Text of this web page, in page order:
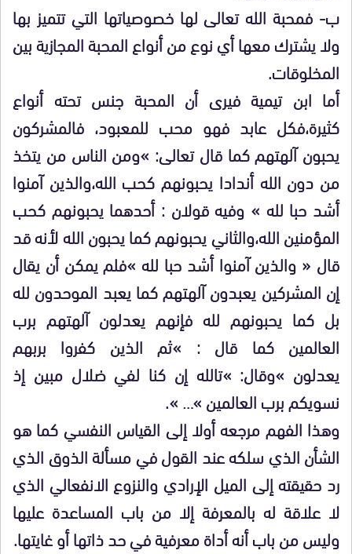
ب- فمحبة الله تعالى لها خصوصياتها التي تتميز بها
ولا يشترك معها أي نوع من أنواع المحبة المجازية بين
المخلوقات.
أما ابن تيمية فيرى أن المحبة جنس تحته أنواع
كثيرة،فكل عابد فهو محب للمعبود، فالمشركون
يحبون آلهتهم كما قال تعالى: »ومن الناس من يتخذ
من دون الله أندادا يحبونهم كحب الله،والذين آمنوا
أشد حبا لله » وفيه قولان : أحدهما يحبونهم كحب
المؤمنين الله،والثاني يحبونهم كما يحبون الله لأنه قد
قال « والذين آمنوا أشد حبا لله »فلم يمكن أن يقال
إن المشركين يعبدون آلهتهم كما يعبد الموحدون لله
بل كما يحبونهم لله فإنهم يعدلون آلهتهم برب
العالمين كما قال : »ثم الذين كفروا بربهم
يعدلون »وقال: »تالله إن كنا لفي ضلال مبين إذ
نسويكم برب العالمين »… ».
وهذا الفهم مرجعه أولا إلى القياس النفسي كما هو
الشأن الذي سلكه عند القول في مسألة الذوق الذي
رد حقيقته إلى الميل الإرادي والنزوع الانفعالي الذي
لا علاقة له بالمعرفة إلا من باب المساعدة عليها
وليس من باب أنه أداة معرفية في حد ذاتها أو غايتها.